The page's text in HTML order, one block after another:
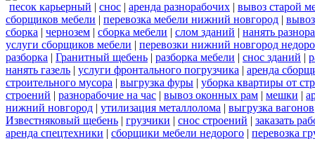
песок карьерный | снос | аренда разнорабочих | вывоз старой
сборщиков мебели | перевозка мебели нижний новгород |
сборка | чернозем | сборка мебели | слом зданий | нанять
услуги сборщиков мебели | перевозки нижний новгород
разборка | Гранитный щебень | разборка мебели | снос зданий |
нанять газель | услуги фронтального погрузчика | аренда
строительного мусора | выгрузка фуры | уборка квартиры от
строений | разнорабочие на час | вывоз оконных рам | мешки |
нижний новгород | утилизация металлолома | выгрузка вагонов
Известняковый щебень | грузчики | снос строений | заказать
аренда спецтехники | сборщики мебели недорого | перевозка